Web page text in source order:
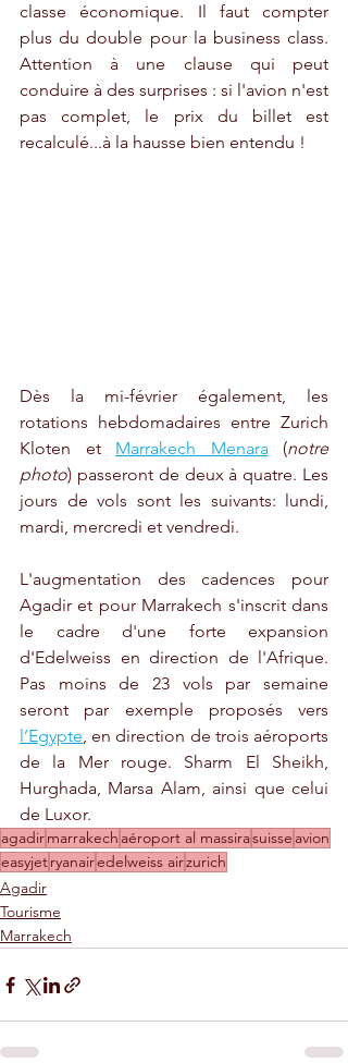
classe économique. Il faut compter
plus du double pour la business class.
Attention à une clause qui peut
conduire à des surprises : si l'avion n'est
pas complet, le prix du billet est
recalculé...à la hausse bien entendu !
Dès la mi-février également, les
rotations hebdomadaires entre Zurich
Kloten et Marrakech Menara (notre
photo) passeront de deux à quatre. Les
jours de vols sont les suivants: lundi,
mardi, mercredi et vendredi.
L'augmentation des cadences pour
Agadir et pour Marrakech s'inscrit dans
le cadre d'une forte expansion
d'Edelweiss en direction de l'Afrique.
Pas moins de 23 vols par semaine
l’Egypte, en direction de trois aéroports
de la Mer rouge. Sharm El Sheikh,
Hurghada, Marsa Alam, ainsi que celui
de Luxor.
agadirmarrakech aéroport al massirasuisse avion
easyjetryanairedelweiss airzurich
Agadir
Tourisme
Marrakech